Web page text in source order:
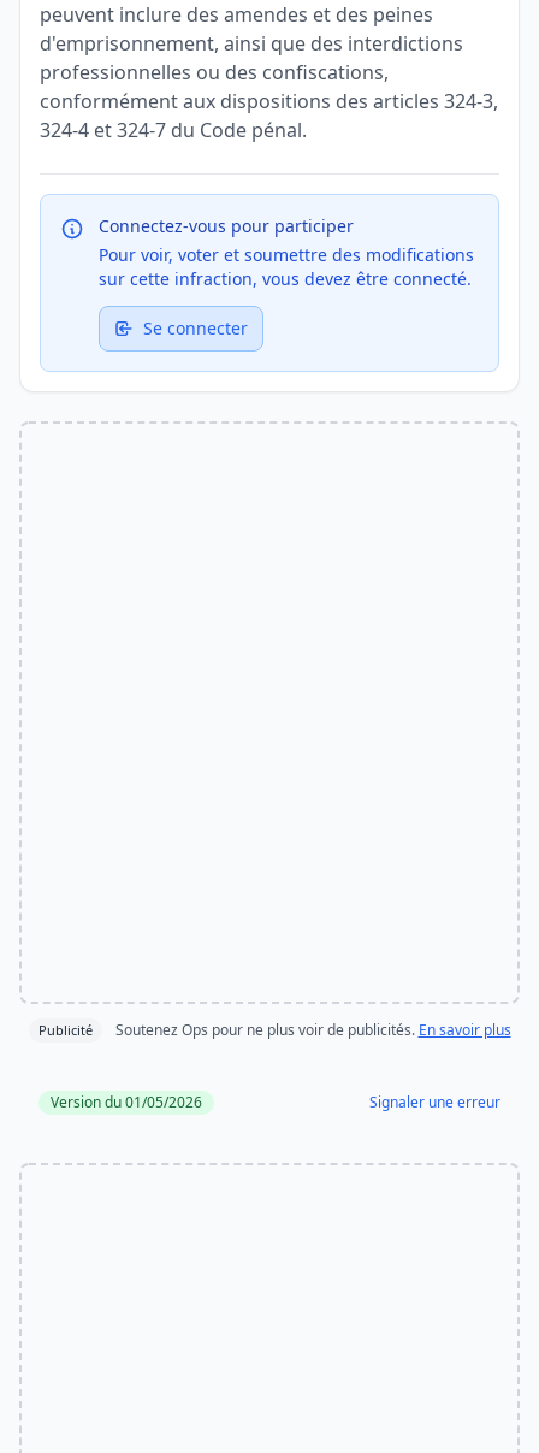
peuvent inclure des amendes et des peines
d'emprisonnement, ainsi que des interdictions
professionnelles ou des confiscations,
conformément aux dispositions des articles 324-3,
324-4 et 324-7 du Code pénal.
Connectez-vous pour participer
Pour voir, voter et soumettre des modifications
sur cette infraction, vous devez être connecté.
Se connecter
Publicité Soutenez Ops pour ne plus voir de publicités. En savoir plus
Version du 01/05/2026 Signaler une erreur